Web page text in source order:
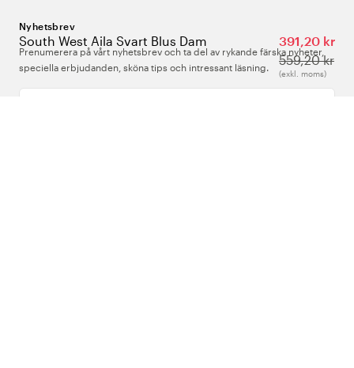
South West Aila Svart Blus Dam
391,20 kr
559,20 kr
(exkl. moms)
Nyhetsbrev
Prenumerera på vårt nyhetsbrev och ta del av rykande färska nyheter,
speciella erbjudanden, sköna tips och intressant läsning.
Ange din e-postadress